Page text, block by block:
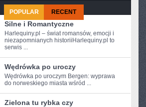
POPULAR RECENT
Silne i Romantyczne
Harlequiny.pl – świat romansów, emocji i
niezapomnianych historiiHarlequiny.pl to
serwis ...
Wędrówka po uroczy
Wędrówka⁤ po ‍uroczym Bergen: ⁣wyprawa
do⁢ norweskiego miasta wśród ...
Zielona tu rybka czy